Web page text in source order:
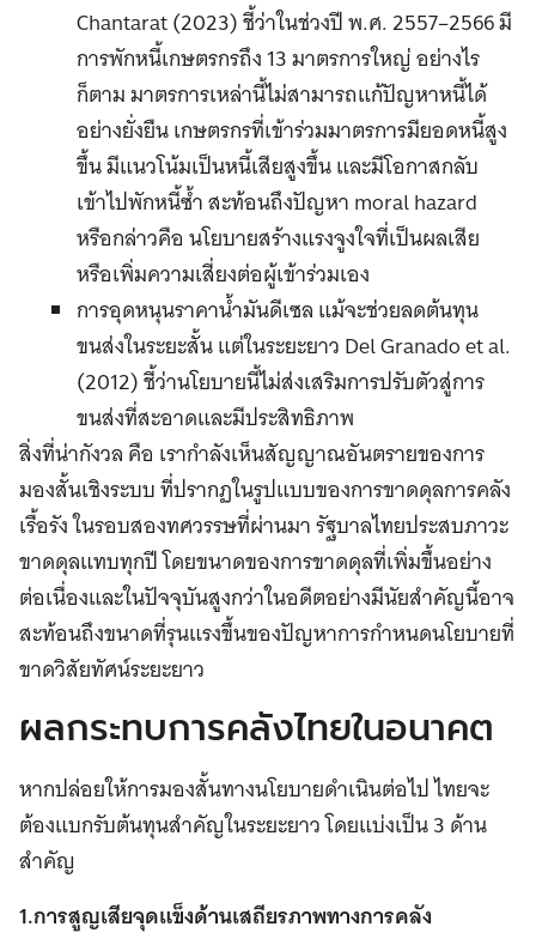
Chantarat (2023) ชี้ว่าในช่วงปี พ.ศ. 2557–2566 มี
การพักหนี้เกษตรกรถึง 13 มาตรการใหญ่ อย่างไร
ก็ตาม มาตรการเหล่านี้ไม่สามารถแก้ปัญหาหนี้ได้
อย่างยั่งยืน เกษตรกรที่เข้าร่วมมาตรการมียอดหนี้สูง
ขึ้น มีแนวโน้มเป็นหนี้เสียสูงขึ้น และมีโอกาสกลับ
เข้าไปพักหนี้ซ้ำ สะท้อนถึงปัญหา moral hazard
หรือกล่าวคือ นโยบายสร้างแรงจูงใจที่เป็นผลเสีย
หรือเพิ่มความเสี่ยงต่อผู้เข้าร่วมเอง
การอุดหนุนราคาน้ำมันดีเซล แม้จะช่วยลดต้นทุน
ขนส่งในระยะสั้น แต่ในระยะยาว Del Granado et al.
(2012) ชี้ว่านโยบายนี้ไม่ส่งเสริมการปรับตัวสู่การ
ขนส่งที่สะอาดและมีประสิทธิภาพ
สิ่งที่น่ากังวล คือ เรากำลังเห็นสัญญาณอันตรายของการ
มองสั้นเชิงระบบ ที่ปรากฏในรูปแบบของการขาดดุลการคลัง
เรื้อรัง ในรอบสองทศวรรษที่ผ่านมา รัฐบาลไทยประสบภาวะ
ขาดดุลแทบทุกปี โดยขนาดของการขาดดุลที่เพิ่มขึ้นอย่าง
ต่อเนื่องและในปัจจุบันสูงกว่าในอดีตอย่างมีนัยสำคัญนี้อาจ
สะท้อนถึงขนาดที่รุนแรงขึ้นของปัญหาการกำหนดนโยบายที่
ขาดวิสัยทัศน์ระยะยาว
ผลกระทบการคลังไทยในอนาคต
หากปล่อยให้การมองสั้นทางนโยบายดำเนินต่อไป ไทยจะ
ต้องแบกรับต้นทุนสำคัญในระยะยาว โดยแบ่งเป็น 3 ด้าน
สำคัญ
1.การสูญเสียจุดแข็งด้านเสถียรภาพทางการคลัง